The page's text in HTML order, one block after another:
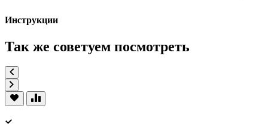
Инструкции
Так же советуем посмотреть